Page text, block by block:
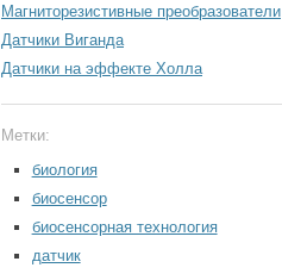
Магниторезистивные преобразователи
Датчики Виганда
Датчики на эффекте Холла
Метки:
биология
биосенсор
биосенсорная технология
датчик